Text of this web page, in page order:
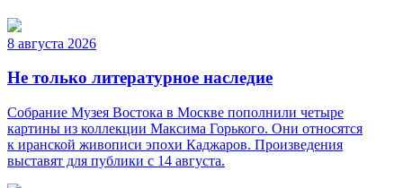
8 августа 2026
Не только литературное наследие
Собрание Музея Востока в Москве пополнили четыре
картины из коллекции Максима Горького. Они относятся
к иранской живописи эпохи Каджаров. Произведения
выставят для публики с 14 августа.